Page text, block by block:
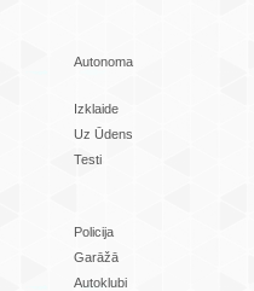
Autonoma
Izklaide
Uz Ūdens
Testi
Policija
Garāžā
Autoklubi